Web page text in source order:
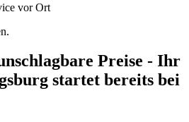
vor Ort
Preise - Ihr
startet bereits bei